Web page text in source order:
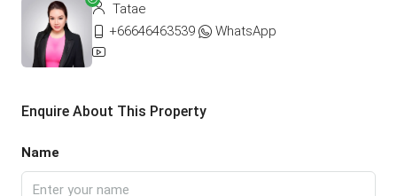
Tatae
+66646463539
WhatsApp
Enquire About This Property
Name